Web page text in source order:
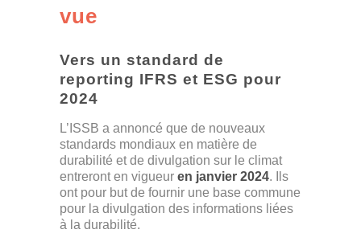
vue
Vers un standard de
reporting IFRS et ESG pour
2024
L’ISSB a annoncé que de nouveaux
standards mondiaux en matière de
durabilité et de divulgation sur le climat
entreront en vigueur en janvier 2024. Ils
ont pour but de fournir une base commune
pour la divulgation des informations liées
à la durabilité.